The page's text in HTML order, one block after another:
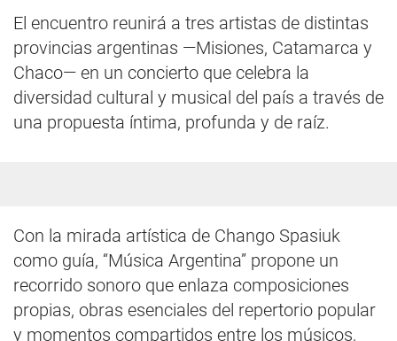
El encuentro reunirá a tres artistas de distintas
provincias argentinas —Misiones, Catamarca y
Chaco— en un concierto que celebra la
diversidad cultural y musical del país a través de
una propuesta íntima, profunda y de raíz.
Con la mirada artística de Chango Spasiuk
como guía, “Música Argentina” propone un
recorrido sonoro que enlaza composiciones
propias, obras esenciales del repertorio popular
y momentos compartidos entre los músicos,